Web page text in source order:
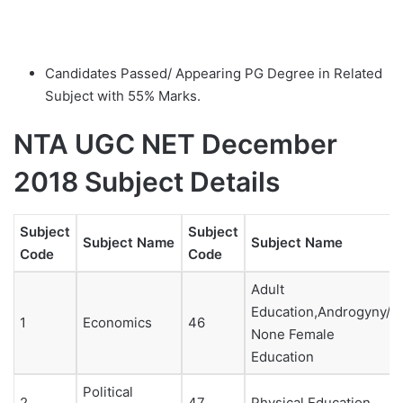
Candidates Passed/ Appearing PG Degree in Related
Subject with 55% Marks.
NTA UGC NET December
2018 Subject Details
Subject
Code
Subject Name
Subject
Code
Subject Name
1 Economics 46
Adult
Education,Androgyny/
None Female
Education
Political